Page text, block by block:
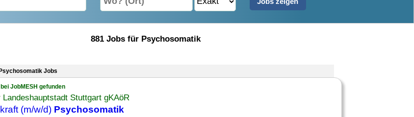
881 Jobs für Psychosomatik
Jobs
JobMESH gefunden
Landeshauptstadt Stuttgart gKAöR
(m/w/d) Psychosomatik